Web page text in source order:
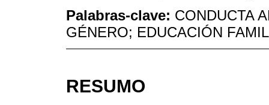
Palabras-clave: CONDUCTA
GÉNERO; EDUCACIÓN
RESUMO